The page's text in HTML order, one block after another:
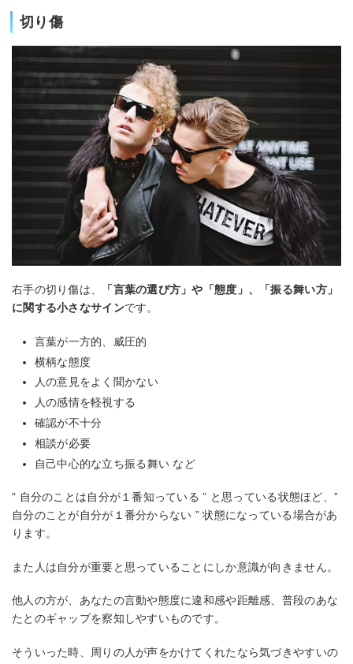
切り傷
右手の切り傷は、
「言葉の選び方」や「態度」、「振る舞い方」
に関する小さなサインです。
言葉が一方的、威圧的
横柄な態度
人の意見をよく聞かない
人の感情を軽視する
確認が不十分
相談が必要
自己中心的な立ち振る舞い など
” 自分のことは自分が１番知っている ” と思っている状態ほど、”
自分のことが自分が１番分からない ” 状態になっている場合があ
ります。
また人は自分が重要と思っていることにしか意識が向きません。
他人の方が、あなたの言動や態度に違和感や距離感、普段のあな
たとのギャップを察知しやすいものです。
そういった時、周りの人が声をかけてくれたなら気づきやすいの